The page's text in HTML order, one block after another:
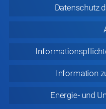
Datenschutz
Information
Energie- und